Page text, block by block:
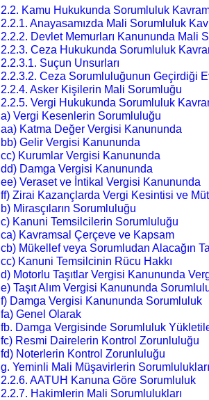
2.2. Kamu Hukukunda Sorumluluk
2.2.1. Anayasamızda Mali Sorumluluk
2.2.2. Devlet Memurları Kanununda Mali
2.2.3. Ceza Hukukunda Sorumluluk
2.2.3.1. Suçun Unsurları
2.2.3.2. Ceza Sorumluluğunun Geçirdiği
2.2.4. Asker Kişilerin Mali Sorumluğu
2.2.5. Vergi Hukukunda Sorumluluk
a) Vergi Kesenlerin Sorumluluğu
aa) Katma Değer Vergisi Kanununda
bb) Gelir Vergisi Kanununda
cc) Kurumlar Vergisi Kanununda
dd) Damga Vergisi Kanununda
ee) Veraset ve İntikal Vergisi Kanununda
ff) Zirai Kazançlarda Vergi Kesintisi ve
b) Mirasçıların Sorumluluğu
c) Kanuni Temsilcilerin Sorumluluğu
ca) Kavramsal Çerçeve ve Kapsam
cb) Mükellef veya Sorumludan Alacağın
cc) Kanuni Temsilcinin Rücu Hakkı
d) Motorlu Taşıtlar Vergisi Kanununda
e) Taşıt Alım Vergisi Kanununda
f) Damga Vergisi Kanununda Sorumluluk
fa) Genel Olarak
fb. Damga Vergisinde Sorumluluk
fc) Resmi Dairelerin Kontrol Zorunluluğu
fd) Noterlerin Kontrol Zorunluluğu
g. Yeminli Mali Müşavirlerin Sorumlulukları
2.2.6. AATUH Kanuna Göre Sorumluluk
2.2.7. Hakimlerin Mali Sorumlulukları